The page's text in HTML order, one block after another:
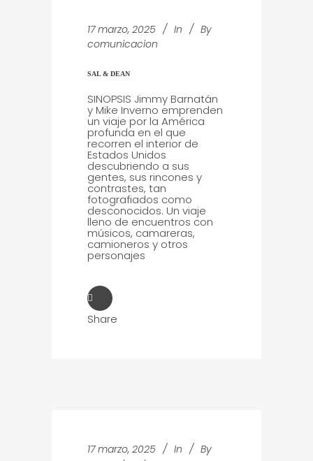
17 marzo, 2025 In
By
comunicacion
SAL & DEAN
SINOPSIS Jimmy Barnatán
y Mike Inverno emprenden
un viaje por la América
profunda en el que
recorren el interior de
Estados Unidos
descubriendo a sus
gentes, sus rincones y
contrastes, tan
fotografiados como
desconocidos. Un viaje
lleno de encuentros con
músicos, camareras,
camioneros y otros
personajes
Share
17 marzo, 2025 In
By